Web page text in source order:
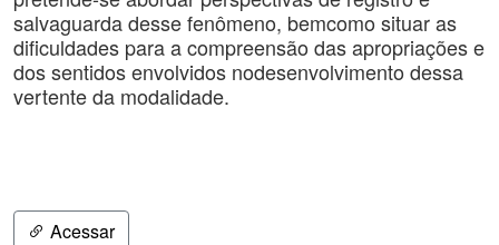
salvaguarda desse fenômeno, bemcomo situar as
dificuldades para a compreensão das apropriações e
dos sentidos envolvidos nodesenvolvimento dessa
vertente da modalidade.
Acessar